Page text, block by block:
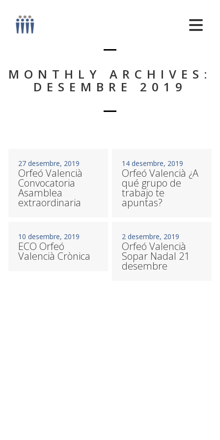
MONTHLY ARCHIVES:
DESEMBRE 2019
27 desembre, 2019
Orfeó Valencià
Convocatoria
Asamblea
extraordinaria
14 desembre, 2019
Orfeó Valencià ¿A
qué grupo de
trabajo te
apuntas?
10 desembre, 2019
ECO Orfeó
Valencià Crònica
2 desembre, 2019
Orfeó Valencià
Sopar Nadal 21
desembre